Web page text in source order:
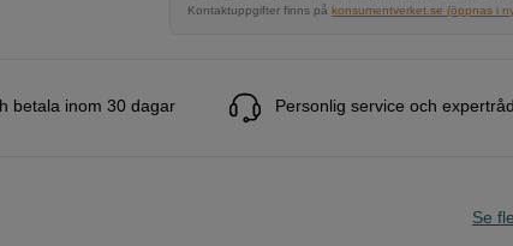
Kontaktuppgifter finns på konsumentverket.se (öppnas i
betala inom 30 dagar Personlig service och
Se